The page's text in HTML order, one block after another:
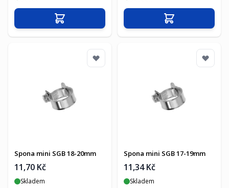
Přidat do košíku Přidat do košíku
Spona mini SGB 18-20mm
11,70 Kč
Skladem
Spona mini SGB 17-19mm
11,34 Kč
Skladem